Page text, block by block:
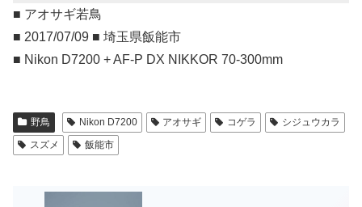
■ アオサギ若鳥
■ 2017/07/09 ■ 埼玉県飯能市
■ Nikon D7200 + AF-P DX NIKKOR 70-300mm
野鳥 Nikon D7200 アオサギ コゲラ
シジュウカラ
スズメ
飯能市